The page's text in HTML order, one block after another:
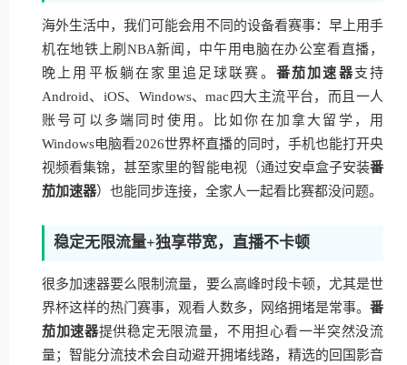
海外生活中，我们可能会用不同的设备看赛事：早上用手
机在地铁上刷NBA新闻，中午用电脑在办公室看直播，
晚上用平板躺在家里追足球联赛。 番茄加速器支持
Android、iOS、Windows、mac四大主流平台，而且一人
账号可以多端同时使用。比如你在加拿大留学，用
Windows电脑看2026世界杯直播的同时，手机也能打开央
视频看集锦，甚至家里的智能电视（通过安卓盒子安装番
茄加速器）也能同步连接，全家人一起看比赛都没问题。
稳定无限流量+独享带宽，直播不卡顿
很多加速器要么限制流量，要么高峰时段卡顿，尤其是世
界杯这样的热门赛事，观看人数多，网络拥堵是常事。 番
茄加速器提供稳定无限流量，不用担心看一半突然没流
量；智能分流技术会自动避开拥堵线路，精选的回国影音